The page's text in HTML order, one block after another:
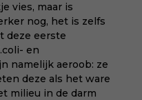
vies, maar is
nog, het is zelfs
deze eerste
en
namelijk aeroob: ze
deze als het ware
milieu in de darm